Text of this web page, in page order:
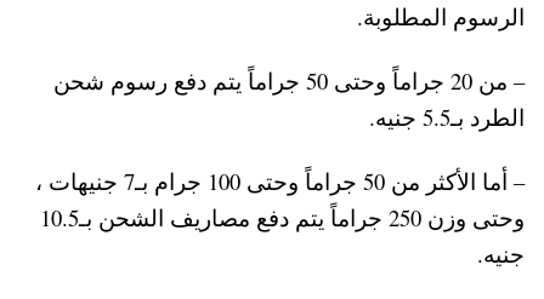
الرسوم المطلوبة.
– من 20 جراماً وحتى 50 جراماً يتم دفع رسوم شحن
الطرد بـ5.5 جنيه.
– أما الأكثر من 50 جراماً وحتى 100 جرام بـ7 جنيهات ،
وحتى وزن 250 جراماً يتم دفع مصاريف الشحن بـ10.5
جنيه.